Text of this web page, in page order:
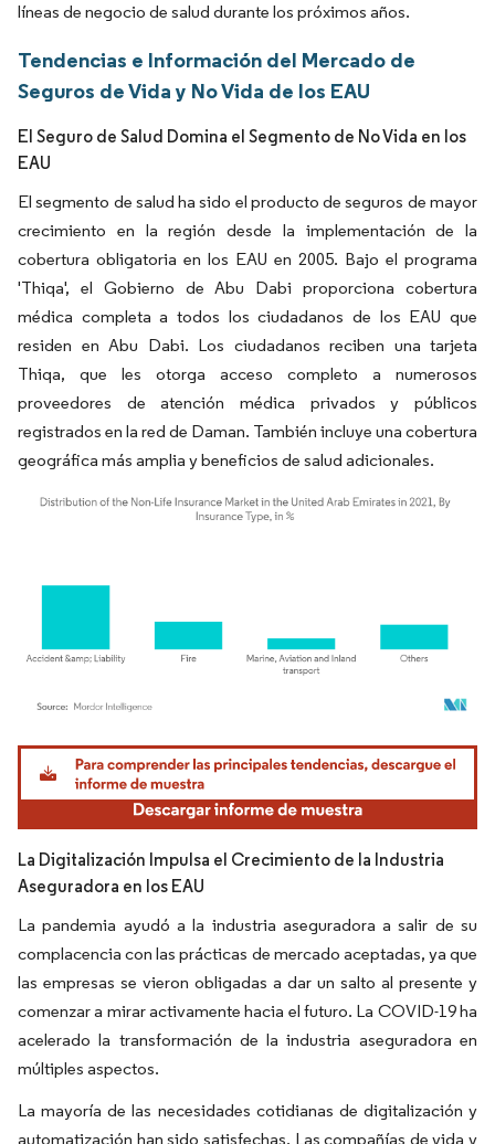
líneas de negocio de salud durante los próximos años.
Tendencias e Información del Mercado de
Seguros de Vida y No Vida de los EAU
El Seguro de Salud Domina el Segmento de No Vida en los
EAU
El segmento de salud ha sido el producto de seguros de mayor
crecimiento en la región desde la implementación de la
cobertura obligatoria en los EAU en 2005. Bajo el programa
'Thiqa', el Gobierno de Abu Dabi proporciona cobertura
médica completa a todos los ciudadanos de los EAU que
residen en Abu Dabi. Los ciudadanos reciben una tarjeta
Thiqa, que les otorga acceso completo a numerosos
proveedores de atención médica privados y públicos
registrados en la red de Daman. También incluye una cobertura
geográfica más amplia y beneficios de salud adicionales.
Imagen © Mordor Intelligence. El uso requiere atribución según CC BY 4.0.
La Digitalización Impulsa el Crecimiento de la Industria
Aseguradora en los EAU
La pandemia ayudó a la industria aseguradora a salir de su
complacencia con las prácticas de mercado aceptadas, ya que
las empresas se vieron obligadas a dar un salto al presente y
comenzar a mirar activamente hacia el futuro. La COVID-19 ha
acelerado la transformación de la industria aseguradora en
múltiples aspectos.
La mayoría de las necesidades cotidianas de digitalización y
automatización han sido satisfechas. Las compañías de vida y